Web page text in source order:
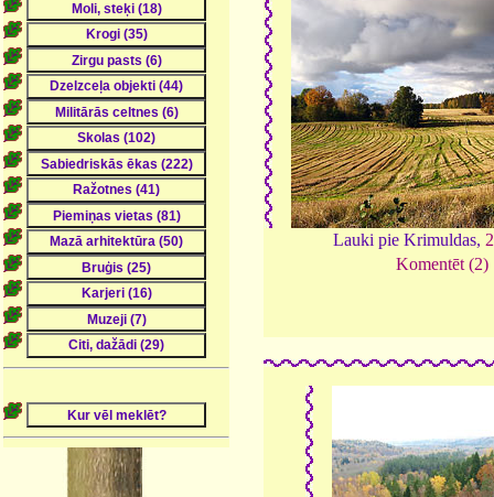
Lauki pie Krimuldas,
Komentēt (2)